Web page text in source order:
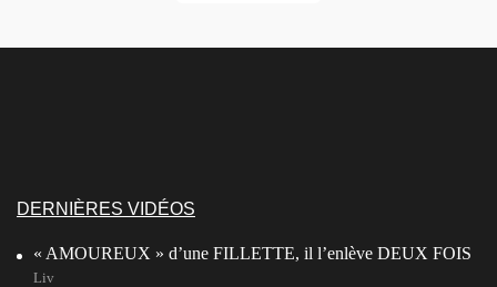
DERNIÈRES VIDÉOS
« AMOUREUX » d’une FILLETTE, il l’enlève DEUX FOIS
Liv